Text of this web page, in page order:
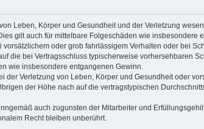
Leben, Körper und Gesundheit und der Verletzung
gilt auch für mittelbare Folgeschäden wie insbesondere
oder grob fahrlässigem Verhalten oder bei
die bei Vertragsschluss typischerweise vorhersehbaren
wie insbesondere entgangenen Gewinn.
der Verletzung von Leben, Körper und Gesundheit oder
der Höhe nach auf die vertragstypischen
auch zugunsten der Mitarbeiter und
Recht bleiben unberührt.